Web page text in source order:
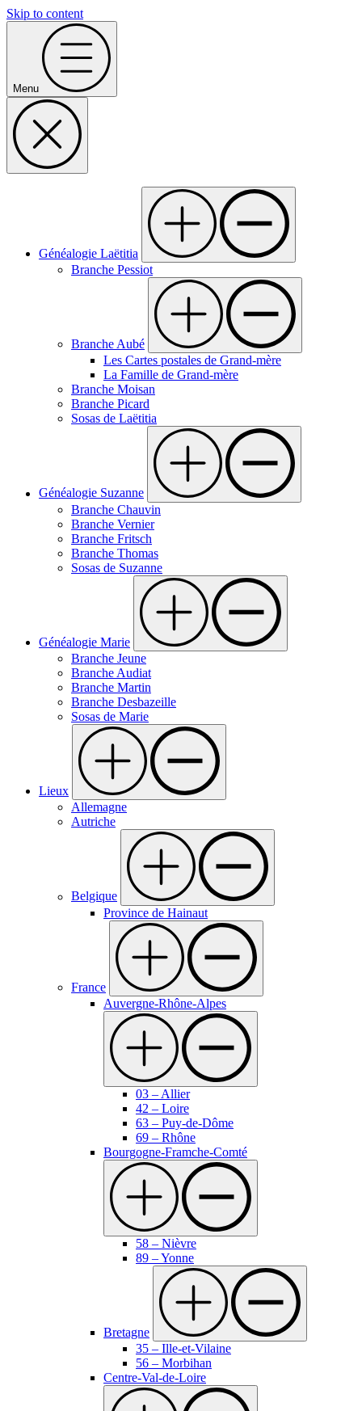
Skip to content
Menu
Généalogie Laëtitia
Branche Pessiot
Branche Aubé
Les Cartes postales de Grand-mère
La Famille de Grand-mère
Branche Moisan
Branche Picard
Sosas de Laëtitia
Généalogie Suzanne
Branche Chauvin
Branche Vernier
Branche Fritsch
Branche Thomas
Sosas de Suzanne
Généalogie Marie
Branche Jeune
Branche Audiat
Branche Martin
Branche Desbazeille
Sosas de Marie
Lieux
Allemagne
Autriche
Belgique
Province de Hainaut
France
Auvergne-Rhône-Alpes
03 – Allier
42 – Loire
63 – Puy-de-Dôme
69 – Rhône
Bourgogne-Framche-Comté
58 – Nièvre
89 – Yonne
Bretagne
35 – Ille-et-Vilaine
56 – Morbihan
Centre-Val-de-Loire